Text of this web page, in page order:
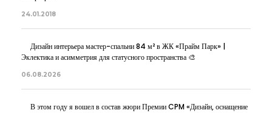
24.01.2018
Дизайн интерьера мастер-спальни 84 м² в ЖК «Прайм Парк» |
Эклектика и асимметрия для статусного пространства 🎨
06.08.2026
В этом году я вошел в состав жюри Премии CPM «Дизайн, оснащение